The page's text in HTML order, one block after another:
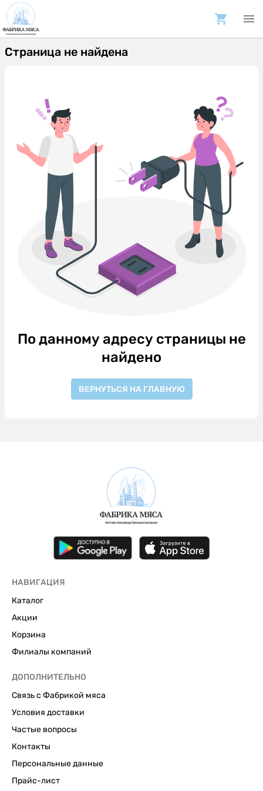
Страница не найдена
По данному адресу страницы не
найдено
ВЕРНУТЬСЯ НА ГЛАВНУЮ
НАВИГАЦИЯ
Каталог
Акции
Корзина
Филиалы компаний
ДОПОЛНИТЕЛЬНО
Связь с Фабрикой мяса
Условия доставки
Частые вопросы
Контакты
Персональные данные
Прайс-лист